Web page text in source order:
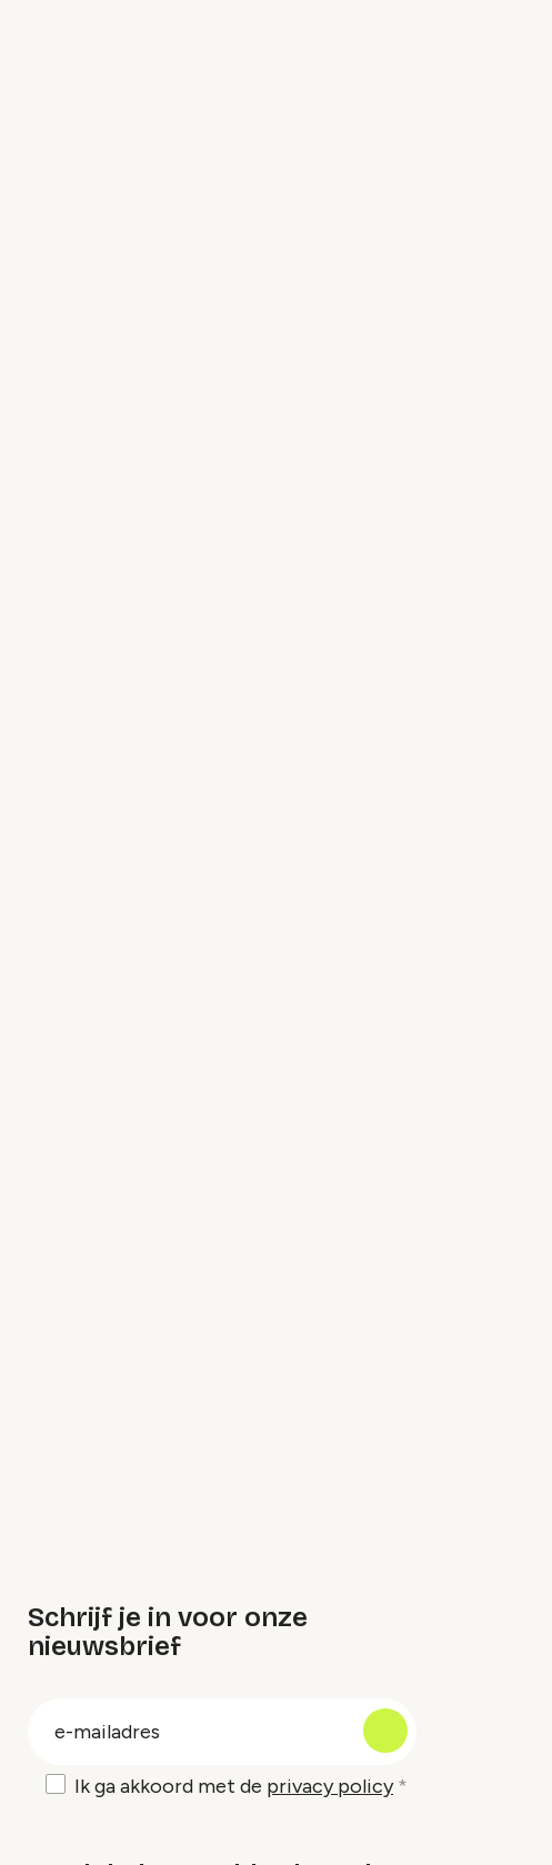
Schrijf je in voor onze
nieuwsbrief
Ik ga akkoord met de privacy policy